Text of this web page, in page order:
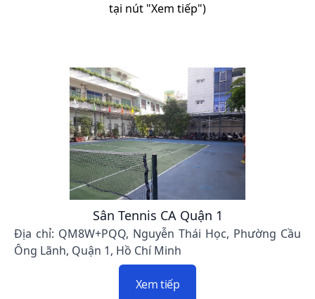
tại nút "Xem tiếp")
Sân Tennis CA Quận 1
Địa chỉ: QM8W+PQQ, Nguyễn Thái Học, Phường Cầu
Ông Lãnh, Quận 1, Hồ Chí Minh
Xem tiếp